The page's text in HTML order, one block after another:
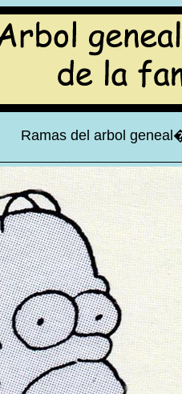
Ramas del arbol